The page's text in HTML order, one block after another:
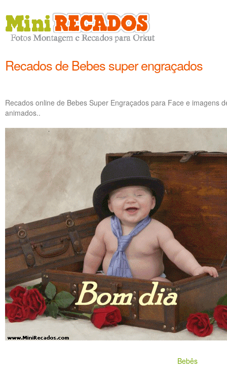
Recados de Bebes super engraçados
Recados online de Bebes Super Engraçados para Face e imagens
animados..
Bebês